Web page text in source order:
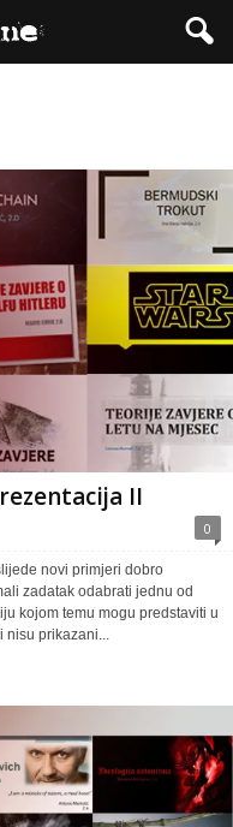
II
0
novi primjeri dobro
zadatak odabrati jednu od
kojom temu mogu predstaviti u
prikazani...